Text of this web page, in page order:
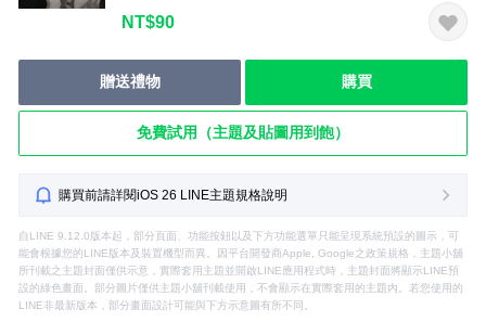
NT$90
贈送禮物 購買
免費試用（主題及貼圖用到飽）
購買前請詳閱iOS 26 LINE主題規格說明
自LINE 9.12.0版本起，部分頁面、功能按鈕以及下方功能選單只能呈現系統預設的圖示，可
能會根據您的LINE版本及裝置機型而異。因平台開發商Apple, Google之政策規格，主題小舖
所刊載之主題封面僅供示意，實際套用主題並開啟LINE應用程式時，主題封面將顯示LINE預
設的綠色畫面。部分圖片僅供主題小舖刊載使用，不會顯示在實際套用的主題內。若您使用的
LINE非最新版本，部分畫面設計可能與下方示意圖有所不同。